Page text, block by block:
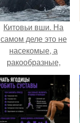
Китовьи вши. На
самом деле это не
насекомые, а
ракообразные,
относящиеся к
бокоплавам.